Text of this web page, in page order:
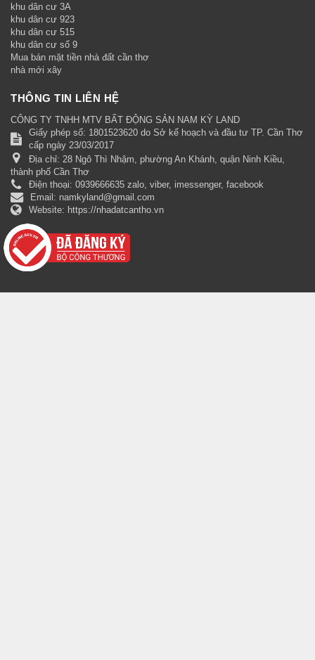
khu dân cư 3A
khu dân cư 923
khu dân cư 515
khu dân cư số 9
Mua bán mặt tiền nhà đất cần thơ
nhà mới xây
THÔNG TIN LIÊN HỆ
CÔNG TY TNHH MTV BẤT ĐỘNG SẢN NAM KỲ LAND
Giấy phép số: 1801523620 do Sở kế hoạch và đầu tư TP. Cần Thơ
cấp ngày 23/03/2017
Địa chỉ: 28 Ngô Thì Nhậm, phường An Khánh, quận Ninh Kiều,
thành phố Cần Thơ
Điện thoại: 0939666635 zalo, viber, imessenger, facebook
Email: namkyland@gmail.com
Website: https://nhadatcantho.vn